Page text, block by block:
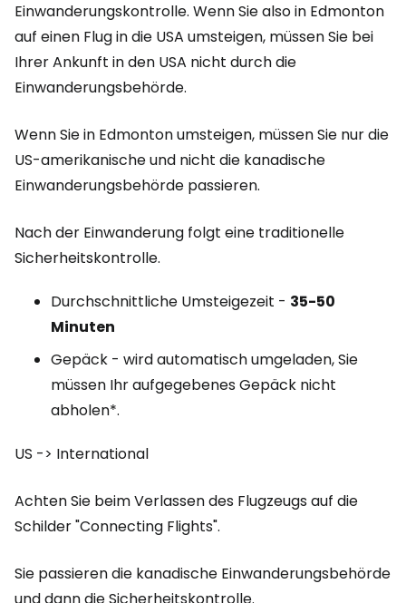
Einwanderungskontrolle. Wenn Sie also in Edmonton
auf einen Flug in die USA umsteigen, müssen Sie bei
Ihrer Ankunft in den USA nicht durch die
Einwanderungsbehörde.
Wenn Sie in Edmonton umsteigen, müssen Sie nur die
US-amerikanische und nicht die kanadische
Einwanderungsbehörde passieren.
Nach der Einwanderung folgt eine traditionelle
Sicherheitskontrolle.
Durchschnittliche Umsteigezeit - 35-50
Minuten
Gepäck - wird automatisch umgeladen, Sie
müssen Ihr aufgegebenes Gepäck nicht
abholen*.
US -> International
Achten Sie beim Verlassen des Flugzeugs auf die
Schilder "Connecting Flights".
Sie passieren die kanadische Einwanderungsbehörde